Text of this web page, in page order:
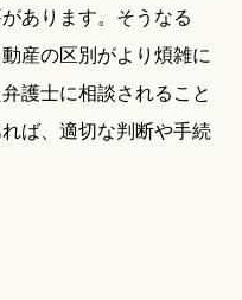
あります。そうなる
産の区別がより煩雑に
護士に相談されること
ば、適切な判断や手続